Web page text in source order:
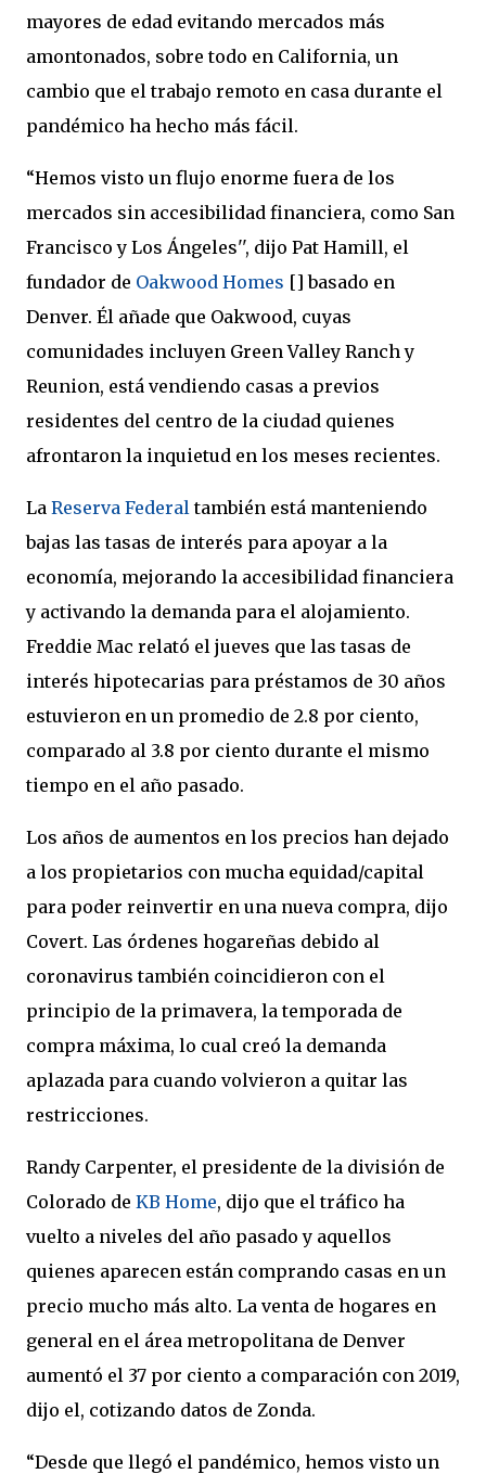
mayores de edad evitando mercados más
amontonados, sobre todo en California, un
cambio que el trabajo remoto en casa durante el
pandémico ha hecho más fácil.
“Hemos visto un flujo enorme fuera de los
mercados sin accesibilidad financiera, como San
Francisco y Los Ángeles'', dijo Pat Hamill, el
fundador de Oakwood Homes [] basado en
Denver. Él añade que Oakwood, cuyas
comunidades incluyen Green Valley Ranch y
Reunion, está vendiendo casas a previos
residentes del centro de la ciudad quienes
afrontaron la inquietud en los meses recientes.
La Reserva Federaltambién está manteniendo
bajas las tasas de interés para apoyar a la
economía, mejorando la accesibilidad financiera
y activando la demanda para el alojamiento.
Freddie Mac relató el jueves que las tasas de
interés hipotecarias para préstamos de 30 años
estuvieron en un promedio de 2.8 por ciento,
comparado al 3.8 por ciento durante el mismo
tiempo en el año pasado.
Los años de aumentos en los precios han dejado
a los propietarios con mucha equidad/capital
para poder reinvertir en una nueva compra, dijo
Covert. Las órdenes hogareñas debido al
coronavirus también coincidieron con el
principio de la primavera, la temporada de
compra máxima, lo cual creó la demanda
aplazada para cuando volvieron a quitar las
restricciones.
Randy Carpenter, el presidente de la división de
Colorado de KB Home, dijo que el tráfico ha
vuelto a niveles del año pasado y aquellos
quienes aparecen están comprando casas en un
precio mucho más alto. La venta de hogares en
general en el área metropolitana de Denver
aumentó el 37 por ciento a comparación con 2019,
dijo el, cotizando datos de Zonda.
“Desde que llegó el pandémico, hemos visto un